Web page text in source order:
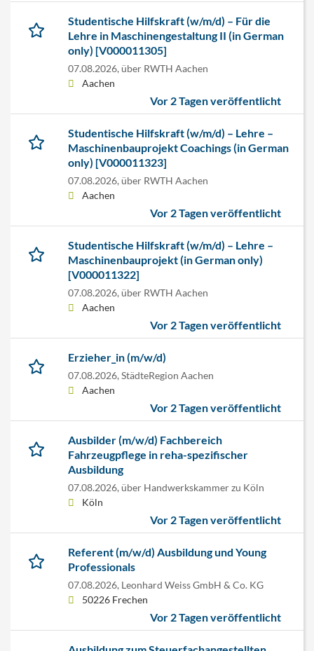
Studentische Hilfskraft (w/m/d) – Für die
Lehre in Maschinengestaltung II (in German
only) [V000011305]
07.08.2026, über RWTH Aachen
Aachen
Vor 2 Tagen veröffentlicht
Studentische Hilfskraft (w/m/d) – Lehre –
Maschinenbauprojekt Coachings (in German
only) [V000011323]
07.08.2026, über RWTH Aachen
Aachen
Vor 2 Tagen veröffentlicht
Studentische Hilfskraft (w/m/d) – Lehre –
Maschinenbauprojekt (in German only)
[V000011322]
07.08.2026, über RWTH Aachen
Aachen
Vor 2 Tagen veröffentlicht
Erzieher_in (m/w/d)
07.08.2026, StädteRegion Aachen
Aachen
Vor 2 Tagen veröffentlicht
Ausbilder (m/w/d) Fachbereich
Fahrzeugpflege in reha-spezifischer
Ausbildung
07.08.2026, über Handwerkskammer zu Köln
Köln
Vor 2 Tagen veröffentlicht
Referent (m/w/d) Ausbildung und Young
Professionals
07.08.2026, Leonhard Weiss GmbH & Co. KG
50226 Frechen
Vor 2 Tagen veröffentlicht